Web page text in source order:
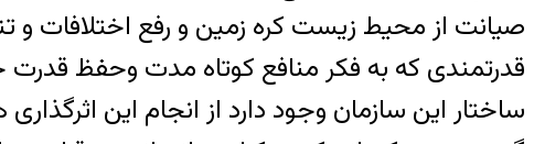
صیانت از محیط زیست کره زمین و رفع اختلافات
قدرتمندی که به فکر منافع کوتاه مدت وحفظ قدرت
ساختار این سازمان وجود دارد از انجام این